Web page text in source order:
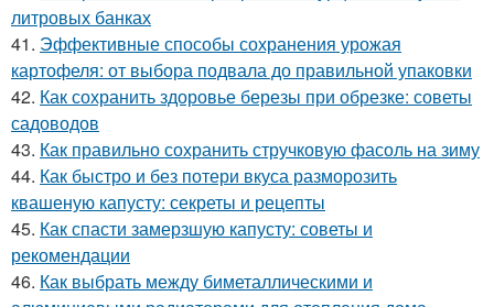
литровых банках
41. Эффективные способы сохранения урожая
картофеля: от выбора подвала до правильной упаковки
42. Как сохранить здоровье березы при обрезке: советы
садоводов
43. Как правильно сохранить стручковую фасоль на зиму
44. Как быстро и без потери вкуса разморозить
квашеную капусту: секреты и рецепты
45. Как спасти замерзшую капусту: советы и
рекомендации
46. Как выбрать между биметаллическими и